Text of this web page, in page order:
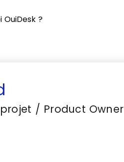
OuiDesk ?
/ Product Owner